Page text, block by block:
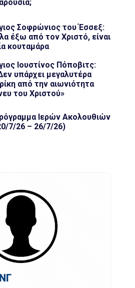
Σοφρώνιος του Έσσεξ:
έξω από τον Χριστό, είναι
κουταμάρα
Ιουστίνος Πόποβιτς:
υπάρχει μεγαλυτέρα
από την αιωνιότητα
του Χριστού»
Ιερών Ακολουθιών
7/26 – 26/7/26)